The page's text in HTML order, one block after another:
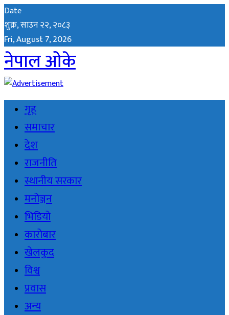
Date
शुक्र, साउन २२, २०८३
Fri, August 7, 2026
नेपाल ओके
गृह
समाचार
देश
राजनीति
स्थानीय सरकार
मनोञ्जन
भिडियो
कारोबार
खेलकुद
विश्व
प्रवास
अन्य